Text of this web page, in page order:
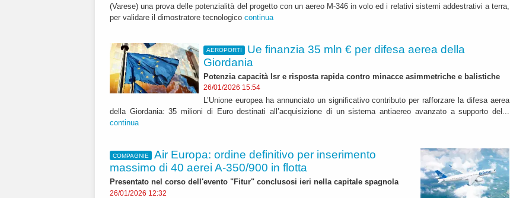
(Varese) una prova delle potenzialità del progetto con un aereo M-346 in volo ed i relativi sistemi addestrativi a terra,
per validare il dimostratore tecnologico continua
AEROPORTI
Ue finanzia 35 mln € per difesa aerea della
Giordania
Potenzia capacità Isr e risposta rapida contro minacce asimmetriche e balistiche
26/01/2026 15:54
L’Unione europea ha annunciato un significativo contributo per rafforzare la difesa aerea
della Giordania: 35 milioni di Euro destinati all’acquisizione di un sistema antiaereo avanzato a supporto del...
continua
COMPAGNIE
Air Europa: ordine definitivo per inserimento
massimo di 40 aerei A-350/900 in flotta
Presentato nel corso dell'evento "Fitur" conclusosi ieri nella capitale spagnola
26/01/2026 12:32